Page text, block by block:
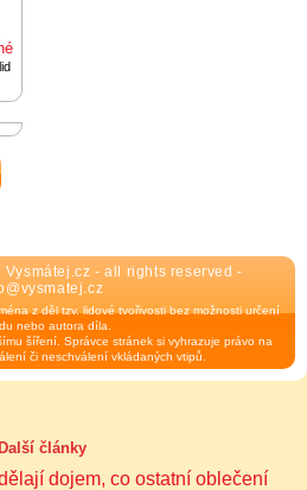
- all rights reserved -
z děl tzv. lidové tvořivosti bez možnosti určení
nebo autora díla.
šíření. Správce stránek si vyhrazuje právo na
či neschválení vkládaných vtipů.
Další články
dojem, co ostatní oblečení